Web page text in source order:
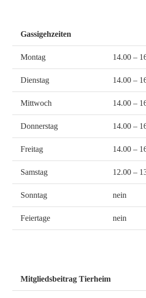
Gassigehzeiten
Montag 14.00 –
Dienstag 14.00 –
Mittwoch 14.00 –
Donnerstag 14.00 –
Freitag 14.00 –
Samstag 12.00 –
Sonntag nein
Feiertage nein
Mitgliedsbeitrag Tierheim